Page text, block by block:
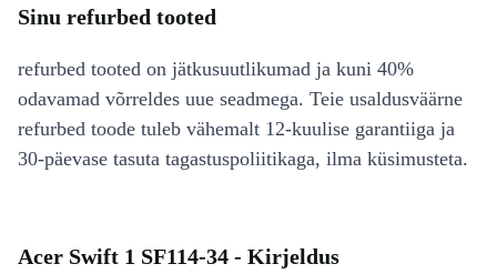
Sinu refurbed tooted
refurbed tooted on jätkusuutlikumad ja kuni 40%
odavamad võrreldes uue seadmega. Teie usaldusväärne
refurbed toode tuleb vähemalt 12-kuulise garantiiga ja
30-päevase tasuta tagastuspoliitikaga, ilma küsimusteta.
Acer Swift 1 SF114-34 - Kirjeldus